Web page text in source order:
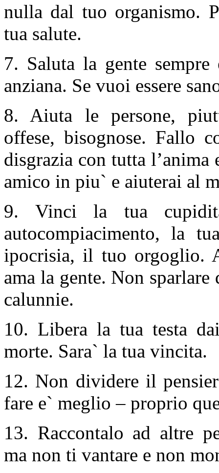
nulla dal tuo organismo.
tua salute.
7. Saluta la gente
anziana. Se vuoi essere
8. Aiuta le persone,
offese, bisognose. Fallo
disgrazia con tutta
amico in piu` e aiuterai al
9. Vinci la tua
autocompiacimento, la
ipocrisia, il tuo orgoglio.
ama la gente. Non
calunnie.
10. Libera la tua testa
morte. Sara` la tua vincita.
12. Non dividere il
fare e` meglio – proprio
13. Raccontalo ad altre
ma non ti vantare e non